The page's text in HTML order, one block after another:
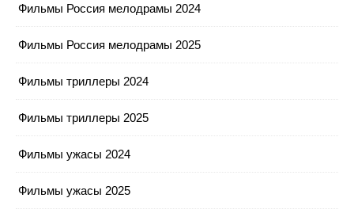
Фильмы Россия мелодрамы 2024
Фильмы Россия мелодрамы 2025
Фильмы триллеры 2024
Фильмы триллеры 2025
Фильмы ужасы 2024
Фильмы ужасы 2025